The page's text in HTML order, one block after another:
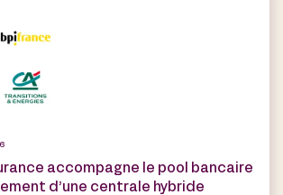
accompagne le pool bancaire
d’une centrale hybride